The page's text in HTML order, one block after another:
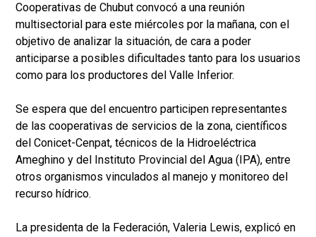
Cooperativas de Chubut convocó a una reunión
multisectorial para este miércoles por la mañana, con el
objetivo de analizar la situación, de cara a poder
anticiparse a posibles dificultades tanto para los usuarios
como para los productores del Valle Inferior.
Se espera que del encuentro participen representantes
de las cooperativas de servicios de la zona, científicos
del Conicet-Cenpat, técnicos de la Hidroeléctrica
Ameghino y del Instituto Provincial del Agua (IPA), entre
otros organismos vinculados al manejo y monitoreo del
recurso hídrico.
La presidenta de la Federación, Valeria Lewis, explicó en